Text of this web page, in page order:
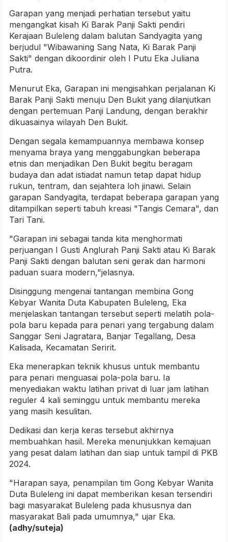
Garapan yang menjadi perhatian tersebut yaitu
mengangkat kisah Ki Barak Panji Sakti pendiri
Kerajaan Buleleng dalam balutan Sandyagita yang
berjudul "Wibawaning Sang Nata, Ki Barak Panji
Sakti" dengan dikoordinir oleh I Putu Eka Juliana
Putra.
Menurut Eka, Garapan ini mengisahkan perjalanan Ki
Barak Panji Sakti menuju Den Bukit yang dilanjutkan
dengan pertemuan Panji Landung, dengan berakhir
dikuasainya wilayah Den Bukit.
Dengan segala kemampuannya membawa konsep
menyama braya yang menggabungkan beberapa
etnis dan menjadikan Den Bukit begitu beragam
budaya dan adat istiadat namun tetap dapat hidup
rukun, tentram, dan sejahtera loh jinawi. Selain
garapan Sandyagita, terdapat beberapa garapan yang
ditampilkan seperti tabuh kreasi "Tangis Cemara", dan
Tari Tani.
"Garapan ini sebagai tanda kita menghormati
perjuangan I Gusti Anglurah Panji Sakti atau Ki Barak
Panji Sakti dengan balutan seni gerak dan harmoni
paduan suara modern,"jelasnya.
Disinggung mengenai tantangan membina Gong
Kebyar Wanita Duta Kabupaten Buleleng, Eka
menjelaskan tantangan tersebut seperti melatih pola-
pola baru kepada para penari yang tergabung dalam
Sanggar Seni Jagratara, Banjar Tegallang, Desa
Kalisada, Kecamatan Seririt.
Eka menerapkan teknik khusus untuk membantu
para penari menguasai pola-pola baru. Ia
menyediakan waktu latihan privat di luar jam latihan
reguler 4 kali seminggu untuk membantu mereka
yang masih kesulitan.
Dedikasi dan kerja keras tersebut akhirnya
membuahkan hasil. Mereka menunjukkan kemajuan
yang pesat dalam latihan dan siap untuk tampil di PKB
2024.
"Harapan saya, penampilan tim Gong Kebyar Wanita
Duta Buleleng ini dapat memberikan kesan tersendiri
bagi masyarakat Buleleng pada khususnya dan
masyarakat Bali pada umumnya," ujar Eka.
(adhy/suteja)